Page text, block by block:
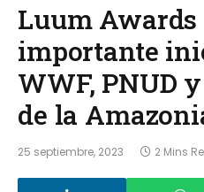
Luum Awards
importante
WWF, PNUD
de la
25 septiembre, 2023 2 Mins